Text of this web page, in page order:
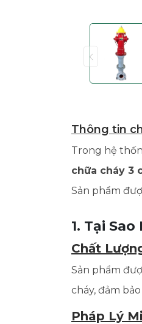
Thông tin
Trong hệ
chữa cháy 3
Sản phẩm
1. Tại
Chất
Sản phẩm
cháy, đảm
Pháp Lý